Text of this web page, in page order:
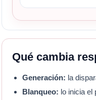
Qué cambia
Generación: la
Blanqueo: lo inicia el